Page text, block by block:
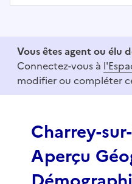
f
Vous êtes agent ou élu
Connectez-vous à
modifier ou compléter
Charrey-
Aperçu